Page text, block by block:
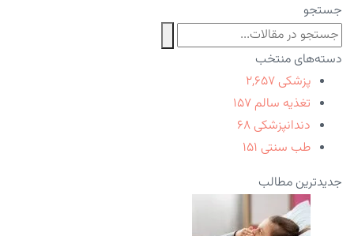
جستجو
دسته‌های منتخب
پزشکی ۲,۶۵۷
تغذیه سالم ۱۵۷
دندانپزشکی ۶۸
طب سنتی ۱۵۱
جدیدترین مطالب